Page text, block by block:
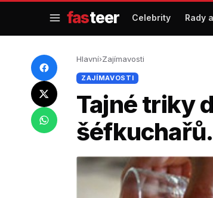
obsah
fasteer Celebrity Rady
Hlavní›Zajímavosti
ZAJÍMAVOSTI
Tajné triky
šéfkuchařů.